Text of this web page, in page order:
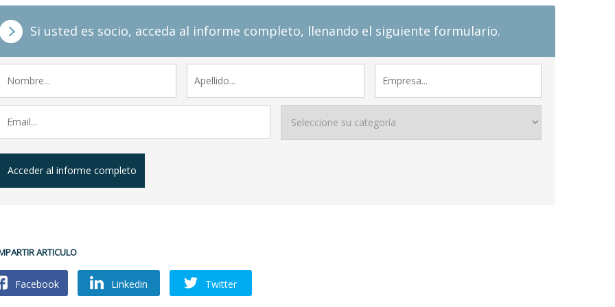
Si usted es socio, acceda al informe completo, llenando el siguiente formulario.
Acceder al informe completo
ARTICULO
Facebook Linkedin Twitter